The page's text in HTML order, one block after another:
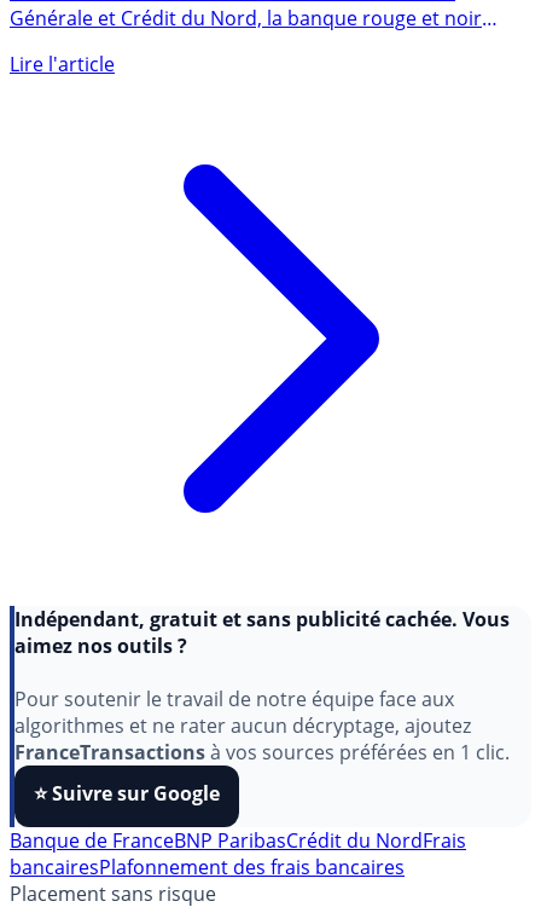
Générale et Crédit du Nord, la banque rouge et noir
aimez nos outils ?
Pour soutenir le travail de notre équipe face aux
algorithmes et ne rater aucun décryptage, ajoutez
FranceTransactionsà vos sources préférées en 1 clic.
⭐️ Suivre sur Google
Banque de FranceBNP Paribas